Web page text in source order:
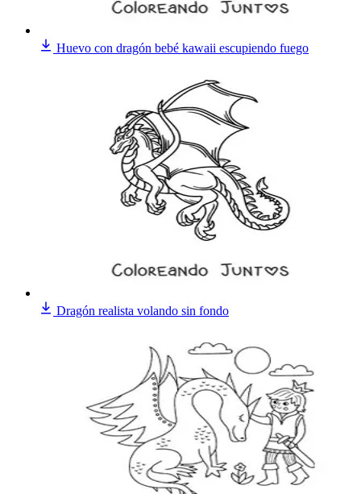
Huevo con dragón bebé kawaii escupiendo fuego
Dragón realista volando sin fondo